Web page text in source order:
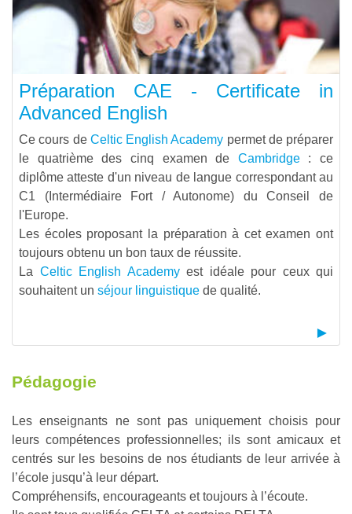
Préparation CAE - Certificate in
Advanced English
Ce cours de Celtic English Academy permet de préparer
le quatrième des cinq examen de Cambridge: ce
diplôme atteste d'un niveau de langue correspondant au
C1 (Intermédiaire Fort / Autonome) du Conseil de
l'Europe.
Les écoles proposant la préparation à cet examen ont
toujours obtenu un bon taux de réussite.
La Celtic English Academyest idéale pour ceux qui
souhaitent un séjour linguistique de qualité.
Pédagogie
Les enseignants ne sont pas uniquement choisis pour
leurs compétences professionnelles; ils sont amicaux et
centrés sur les besoins de nos étudiants de leur arrivée à
l’école jusqu’à leur départ.
Compréhensifs, encourageants et toujours à l’écoute.